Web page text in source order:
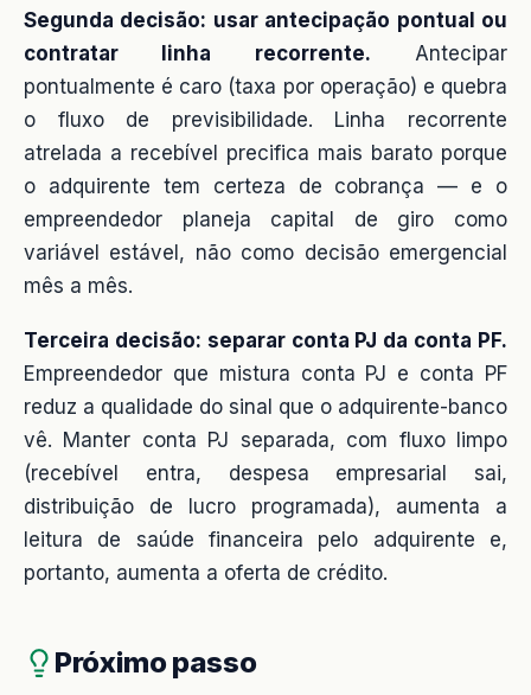
Segunda decisão: usar antecipação pontual ou
contratar linha recorrente. Antecipar
pontualmente é caro (taxa por operação) e quebra
o fluxo de previsibilidade. Linha recorrente
atrelada a recebível precifica mais barato porque
o adquirente tem certeza de cobrança — e o
empreendedor planeja capital de giro como
variável estável, não como decisão emergencial
mês a mês.
Terceira decisão: separar conta PJ da conta PF.
Empreendedor que mistura conta PJ e conta PF
reduz a qualidade do sinal que o adquirente-banco
vê. Manter conta PJ separada, com fluxo limpo
(recebível entra, despesa empresarial sai,
distribuição de lucro programada), aumenta a
leitura de saúde financeira pelo adquirente e,
portanto, aumenta a oferta de crédito.
Próximo passo